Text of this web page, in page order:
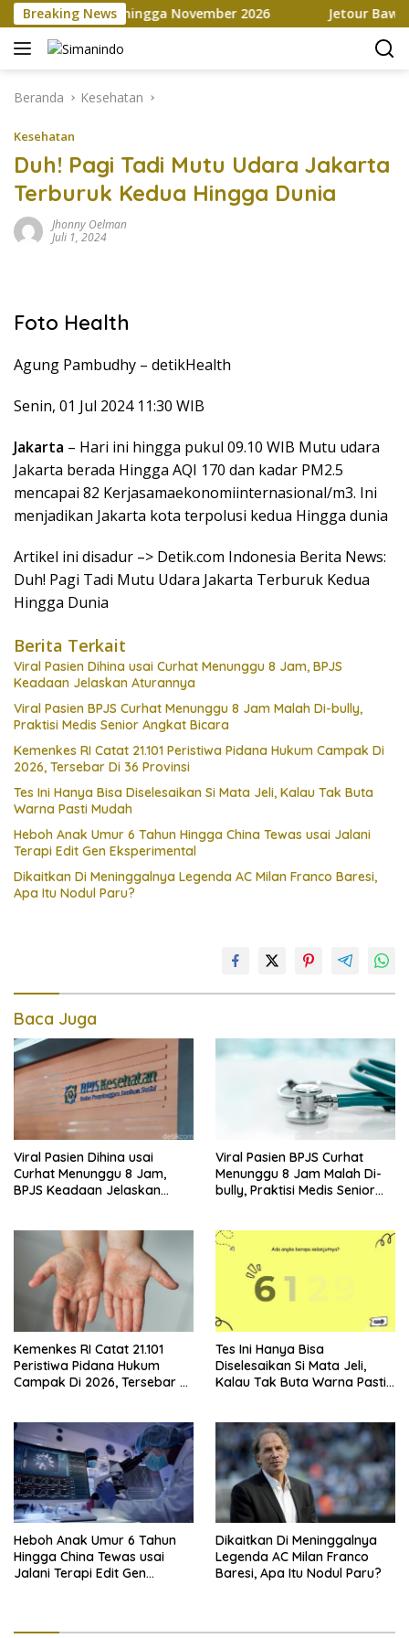
Langsung
ke
konten
Breaking Newshingga November 2026 Jetour Bawa
Beranda Kesehatan
Kesehatan
Duh! Pagi Tadi Mutu Udara Jakarta
Terburuk Kedua Hingga Dunia
Jhonny Oelman
Juli 1, 2024
Foto Health
Agung Pambudhy – detikHealth
Senin, 01 Jul 2024 11:30 WIB
Jakarta – Hari ini hingga pukul 09.10 WIB Mutu udara
Jakarta berada Hingga AQI 170 dan kadar PM2.5
mencapai 82 Kerjasamaekonomiinternasional/m3. Ini
menjadikan Jakarta kota terpolusi kedua Hingga dunia
Artikel ini disadur –> Detik.com Indonesia Berita News:
Duh! Pagi Tadi Mutu Udara Jakarta Terburuk Kedua
Hingga Dunia
Berita Terkait
Viral Pasien Dihina usai Curhat Menunggu 8 Jam, BPJS
Keadaan Jelaskan Aturannya
Viral Pasien BPJS Curhat Menunggu 8 Jam Malah Di-bully,
Praktisi Medis Senior Angkat Bicara
Kemenkes RI Catat 21.101 Peristiwa Pidana Hukum Campak Di
2026, Tersebar Di 36 Provinsi
Tes Ini Hanya Bisa Diselesaikan Si Mata Jeli, Kalau Tak Buta
Warna Pasti Mudah
Heboh Anak Umur 6 Tahun Hingga China Tewas usai Jalani
Terapi Edit Gen Eksperimental
Dikaitkan Di Meninggalnya Legenda AC Milan Franco Baresi,
Apa Itu Nodul Paru?
Baca Juga
Viral Pasien Dihina usai
Curhat Menunggu 8 Jam,
BPJS Keadaan Jelaskan
Viral Pasien BPJS Curhat
Menunggu 8 Jam Malah Di-
bully, Praktisi Medis Senior
Kemenkes RI Catat 21.101
Peristiwa Pidana Hukum
Campak Di 2026, Tersebar Di
Tes Ini Hanya Bisa
Diselesaikan Si Mata Jeli,
Kalau Tak Buta Warna Pasti
Heboh Anak Umur 6 Tahun
Hingga China Tewas usai
Jalani Terapi Edit Gen
Dikaitkan Di Meninggalnya
Legenda AC Milan Franco
Baresi, Apa Itu Nodul Paru?